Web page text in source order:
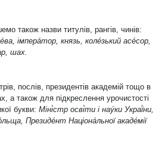
також назви титулів, рангів, чинів:
імпера́тор, князь, коле́зький асе́сор,
шах.
послів, президентів академій тощо в
а також для підкреслення урочистості
букви: Міні́стр осві́ти і нау́ки Украї́ни,
Президе́нт Націона́льної акаде́мії